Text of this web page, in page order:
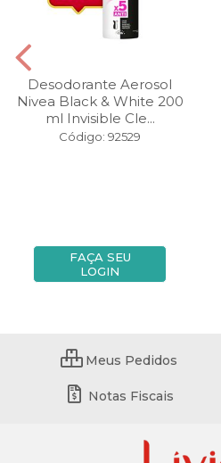
Desodorante Aerosol
Nivea Black & White 200
ml Invisible Cle...
Código: 92529
FAÇA SEU
LOGIN
Meus Pedidos
Notas Fiscais